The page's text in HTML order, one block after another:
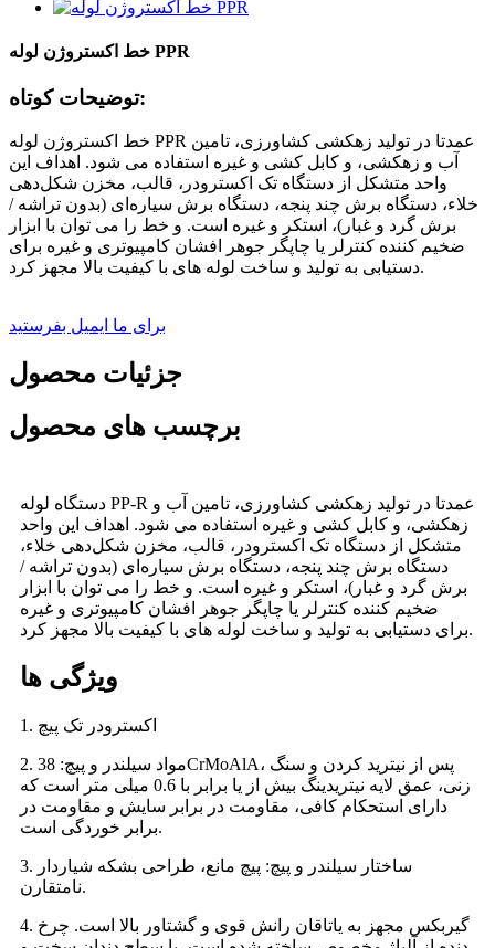
خط اکستروژن لوله PPR
توضیحات کوتاه:
خط اکستروژن لوله PPR عمدتا در تولید زهکشی کشاورزی، تامین
آب و زهکشی، و کابل کشی و غیره استفاده می شود. اهداف این
واحد متشکل از دستگاه تک اکسترودر، قالب، مخزن شکل‌دهی
خلاء، دستگاه برش چند پنجه، دستگاه برش سیاره‌ای (بدون تراشه /
برش گرد و غبار)، استکر و غیره است. و خط را می توان با ابزار
ضخیم کننده کنترلر یا چاپگر جوهر افشان کامپیوتری و غیره برای
دستیابی به تولید و ساخت لوله های با کیفیت بالا مجهز کرد.
برای ما ایمیل بفرستید
جزئیات محصول
برچسب های محصول
دستگاه لوله PP-R عمدتا در تولید زهکشی کشاورزی، تامین آب و
زهکشی، و کابل کشی و غیره استفاده می شود. اهداف این واحد
متشکل از دستگاه تک اکسترودر، قالب، مخزن شکل‌دهی خلاء،
دستگاه برش چند پنجه، دستگاه برش سیاره‌ای (بدون تراشه /
برش گرد و غبار)، استکر و غیره است. و خط را می توان با ابزار
ضخیم کننده کنترلر یا چاپگر جوهر افشان کامپیوتری و غیره
برای دستیابی به تولید و ساخت لوله های با کیفیت بالا مجهز کرد.
ویژگی ها
1. اکسترودر تک پیچ
2. مواد سیلندر و پیچ: 38CrMoAlA، پس از نیترید کردن و سنگ
زنی، عمق لایه نیتریدینگ بیش از یا برابر با 0.6 میلی متر است که
دارای استحکام کافی، مقاومت در برابر سایش و مقاومت در
برابر خوردگی است.
3. ساختار سیلندر و پیچ: پیچ مانع، طراحی بشکه شیاردار
نامتقارن.
4. گیربکس مجهز به یاتاقان رانش قوی و گشتاور بالا است. چرخ